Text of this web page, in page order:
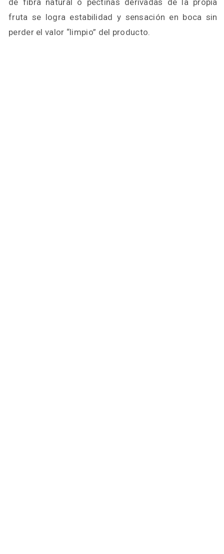
de fibra natural o pectinas derivadas de la propia
fruta se logra estabilidad y sensación en boca sin
perder el valor “limpio” del producto.